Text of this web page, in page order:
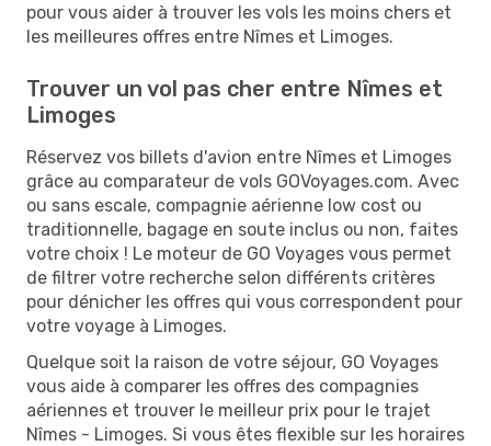
pour vous aider à trouver les vols les moins chers et
les meilleures offres entre Nîmes et Limoges.
Trouver un vol pas cher entre Nîmes et
Limoges
Réservez vos billets d'avion entre Nîmes et Limoges
grâce au comparateur de vols GOVoyages.com. Avec
ou sans escale, compagnie aérienne low cost ou
traditionnelle, bagage en soute inclus ou non, faites
votre choix ! Le moteur de GO Voyages vous permet
de filtrer votre recherche selon différents critères
pour dénicher les offres qui vous correspondent pour
votre voyage à Limoges.
Quelque soit la raison de votre séjour, GO Voyages
vous aide à comparer les offres des compagnies
aériennes et trouver le meilleur prix pour le trajet
Nîmes - Limoges. Si vous êtes flexible sur les horaires